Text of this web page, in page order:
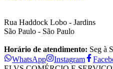
Rua Haddock Lobo - Jardins
São Paulo - São Paulo
Horário de atendimento: Seg à
WhatsApp
Instagram